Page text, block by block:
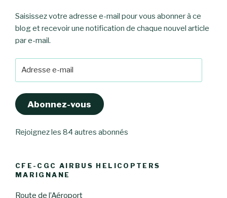
Saisissez votre adresse e-mail pour vous abonner à ce
blog et recevoir une notification de chaque nouvel article
par e-mail.
Abonnez-vous
Rejoignez les 84 autres abonnés
CFE-CGC AIRBUS HELICOPTERS
MARIGNANE
Route de l’Aéroport